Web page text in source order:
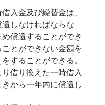
入金及び繰替金は、
しなければならな
償還することができ
とができない金額を
することができる。
借り換えた一時借入
から一年内に償還し